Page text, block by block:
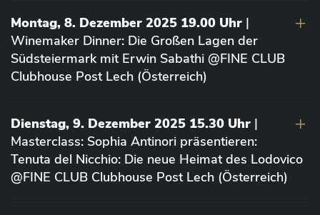
Montag, 8. Dezember 2025 19.00 Uhr |
Winemaker Dinner: Die Großen Lagen der
Südsteiermark mit Erwin Sabathi @FINE CLUB
Clubhouse Post Lech (Österreich)
Dienstag, 9. Dezember 2025 15.30 Uhr |
Masterclass: Sophia Antinori präsentieren:
Tenuta del Nicchio: Die neue Heimat des Lodovico
@FINE CLUB Clubhouse Post Lech (Österreich)